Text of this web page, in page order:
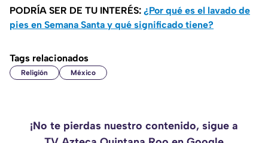
PODRÍA SER DE TU INTERÉS: ¿Por qué es el lavado de
pies en Semana Santa y qué significado tiene?
Tags relacionados
Religión México
¡No te pierdas nuestro contenido, sigue a